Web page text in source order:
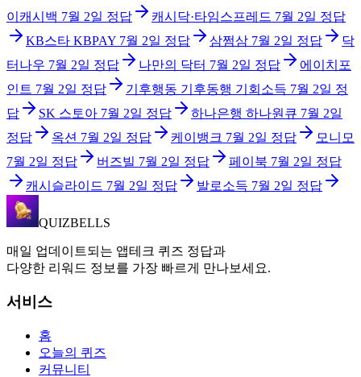
이캐시백 7월 2일 정답 캐시닥·타임스프레드 7월 2일 정답
KB스타 KBPAY 7월 2일 정답 삼쩜삼 7월 2일 정답
닥
터나우 7월 2일 정답 나만의 닥터 7월 2일 정답
에이치포
인트 7월 2일 정답 기후행동 기후동행 기회소득 7월 2일 정
답
SK 스토아 7월 2일 정답 하나은행 하나원큐 7월 2일
정답
옥션 7월 2일 정답 케이뱅크 7월 2일 정답
모니모
7월 2일 정답 버즈빌 7월 2일 정답 페이북 7월 2일 정답
캐시슬라이드 7월 2일 정답 발로소득 7월 2일 정답
QUIZBELLS
매일 업데이트되는 앱테크 퀴즈 정답과
다양한 리워드 정보를 가장 빠르게 만나보세요.
서비스
홈
오늘의 퀴즈
커뮤니티